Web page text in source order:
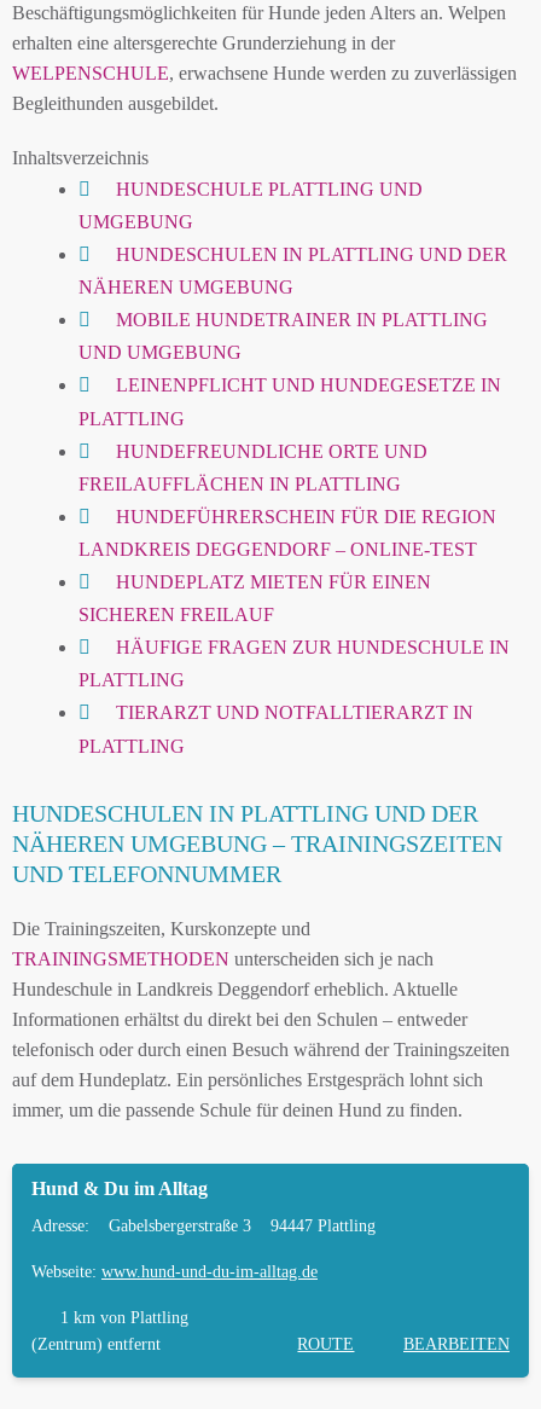
Beschäftigungsmöglichkeiten für Hunde jeden Alters an. Welpen
erhalten eine altersgerechte Grunderziehung in der
WELPENSCHULE, erwachsene Hunde werden zu zuverlässigen
Begleithunden ausgebildet.
Inhaltsverzeichnis
HUNDESCHULE PLATTLING UND
UMGEBUNG
HUNDESCHULEN IN PLATTLING UND DER
NÄHEREN UMGEBUNG
MOBILE HUNDETRAINER IN PLATTLING
UND UMGEBUNG
LEINENPFLICHT UND HUNDEGESETZE IN
PLATTLING
HUNDEFREUNDLICHE ORTE UND
FREILAUFFLÄCHEN IN PLATTLING
HUNDEFÜHRERSCHEIN FÜR DIE REGION
LANDKREIS DEGGENDORF – ONLINE-TEST
HUNDEPLATZ MIETEN FÜR EINEN
SICHEREN FREILAUF
HÄUFIGE FRAGEN ZUR HUNDESCHULE IN
PLATTLING
TIERARZT UND NOTFALLTIERARZT IN
PLATTLING
HUNDESCHULEN IN PLATTLING UND DER
NÄHEREN UMGEBUNG – TRAININGSZEITEN
UND TELEFONNUMMER
Die Trainingszeiten, Kurskonzepte und
TRAININGSMETHODEN unterscheiden sich je nach
Hundeschule in Landkreis Deggendorf erheblich. Aktuelle
Informationen erhältst du direkt bei den Schulen – entweder
telefonisch oder durch einen Besuch während der Trainingszeiten
auf dem Hundeplatz. Ein persönliches Erstgespräch lohnt sich
immer, um die passende Schule für deinen Hund zu finden.
Hund & Du im Alltag
Adresse: Gabelsbergerstraße 3 94447 Plattling
Webseite: www.hund-und-du-im-alltag.de
1 km von Plattling
(Zentrum) entfernt
ROUTE BEARBEITEN